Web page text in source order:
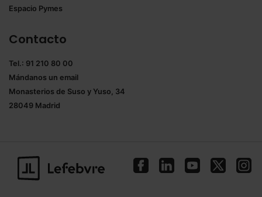
Espacio Pymes
Contacto
Tel.: 91 210 80 00
Mándanos un email
Monasterios de Suso y Yuso, 34
28049 Madrid